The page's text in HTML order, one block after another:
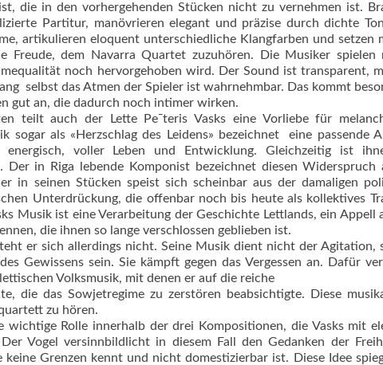
die in den vorhergehenden Stücken nicht zu vernehmen ist.
Partitur, manövrieren elegant und präzise durch dichte
artikulieren eloquent unterschiedliche Klangfarben und setzen
Freude, dem Navarra Quartet zuzuhören. Die Musiker spielen
noch hervorgehoben wird. Der Sound ist transparent,
 selbst das Atmen der Spieler ist wahrnehmbar. Das kommt
gut an, die dadurch noch intimer wirken.
teilt auch der Lette Pe¯teris Vasks eine Vorliebe für
als «Herzschlag des Leidens» bezeichnet  eine passende
energisch, voller Leben und Entwicklung. Gleichzeitig ist
Der in Riga lebende Komponist bezeichnet diesen Widerspruch
in seinen Stücken speist sich scheinbar aus der damaligen
Unterdrückung, die offenbar noch bis heute als kollektives
Musik ist eine Verarbeitung der Geschichte Lettlands, ein Appell
die ihnen so lange verschlossen geblieben ist.
er sich allerdings nicht. Seine Musik dient nicht der Agitation,
Gewissens sein. Sie kämpft gegen das Vergessen an. Dafür
Volksmusik, mit denen er auf die reiche
die das Sowjetregime zu zerstören beabsichtigte. Diese
zu hören.
wichtige Rolle innerhalb der drei Kompositionen, die Vasks mit
Vogel versinnbildlicht in diesem Fall den Gedanken der
Grenzen kennt und nicht domestizierbar ist. Diese Idee